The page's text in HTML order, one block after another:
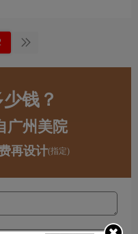
钱？
广州美院
再设计(指定)